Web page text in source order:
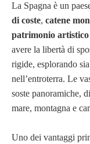
La Spagna è un
di coste, catene
patrimonio
avere la libertà di
rigide, esplorando
nell’entroterra. Le
soste panoramiche,
mare, montagna e
Uno dei vantaggi